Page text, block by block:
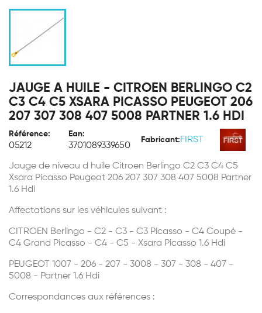
JAUGE A HUILE - CITROEN BERLINGO C2
C3 C4 C5 XSARA PICASSO PEUGEOT 206
207 307 308 407 5008 PARTNER 1.6 HDI
Référence:
05212
Ean:
3701089339650
Fabricant: FIRST
Jauge de niveau d huile Citroen Berlingo C2 C3 C4 C5
Xsara Picasso Peugeot 206 207 307 308 407 5008 Partner
1.6 Hdi
Affectations sur les véhicules suivant :
CITROEN Berlingo - C2 - C3 - C3 Picasso - C4 Coupé -
C4 Grand Picasso - C4 - C5 - Xsara Picasso 1.6 Hdi
PEUGEOT 1007 - 206 - 207 - 3008 - 307 - 308 - 407 -
5008 - Partner 1.6 Hdi
Correspondances aux références :